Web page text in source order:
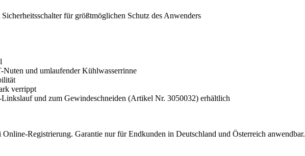
für größtmöglichen Schutz des Anwenders
Nuten und umlaufender Kühlwasserrinne
verrippt
und zum Gewindeschneiden (Artikel Nr. 3050032) erhältlich
Registrierung. Garantie nur für Endkunden in Deutschland und Österreich anwendbar.